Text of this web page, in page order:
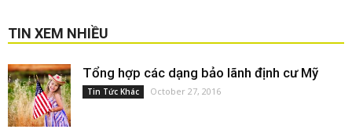
TIN XEM NHIỀU
Tổng hợp các dạng bảo lãnh định cư Mỹ
Tin Tức Khác October 27, 2016